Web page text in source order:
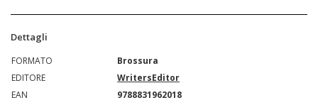
Dettagli
FORMATO
Brossura
EDITORE
WritersEditor
EAN
9788831962018